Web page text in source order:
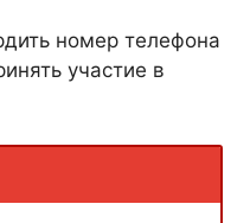
номер телефона
участие в